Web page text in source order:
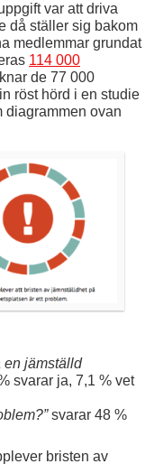
var att driva
då ställer sig bakom
medlemmar grundat
114 000
de 77 000
röst hörd i en studie
diagrammen ovan
en jämställd
svarar ja, 7,1 % vet
svarar 48 %
bristen av